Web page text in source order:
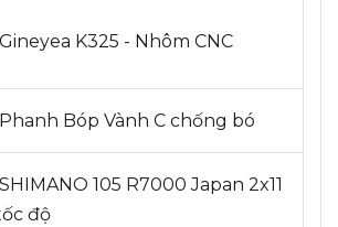
Gineyea K325 - Nhôm CNC
Phanh Bóp Vành C chống bó
SHIMANO 105 R7000 Japan 2x11
độ